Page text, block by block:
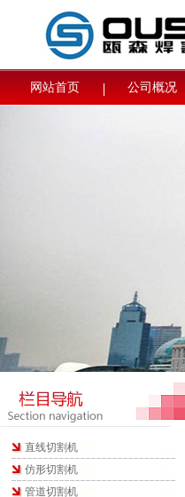
网站首页 公司概况
直线切割机
仿形切割机
管道切割机